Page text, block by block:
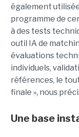
également
programme de
à des tests
outil IA de
évaluations
individuels,
références, le
finale », nous
Une base